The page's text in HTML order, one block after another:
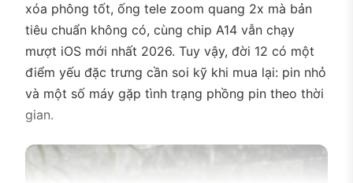
xóa phông tốt, ống tele zoom quang 2x mà bản
tiêu chuẩn không có, cùng chip A14 vẫn chạy
mượt iOS mới nhất 2026. Tuy vậy, đời 12 có một
điểm yếu đặc trưng cần soi kỹ khi mua lại: pin nhỏ
và một số máy gặp tình trạng phồng pin theo thời
gian.